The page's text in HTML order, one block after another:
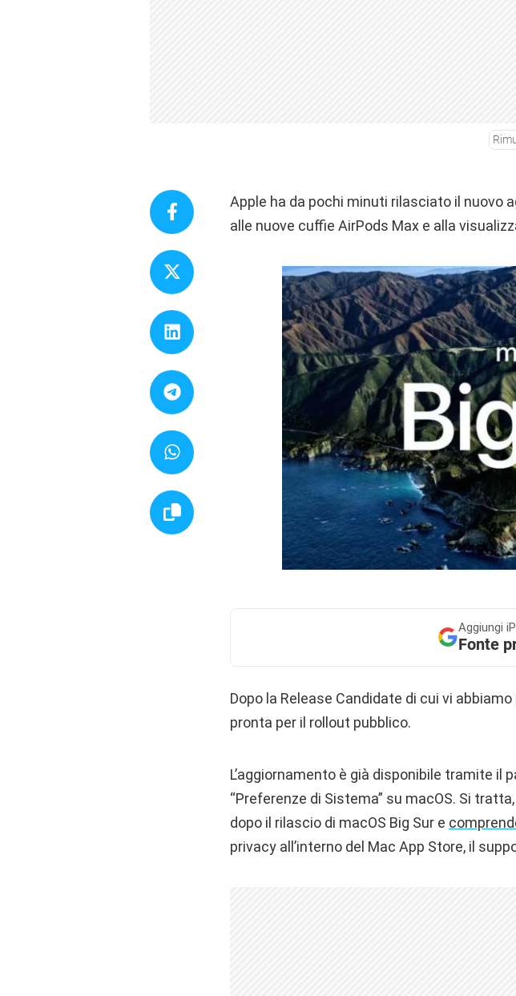
Apple ha da pochi minuti rilasciato il nuovo
alle nuove cuffie AirPods Max e alla
Aggiungi
Fonte
Dopo la Release Candidate di cui vi abbiamo
pronta per il rollout pubblico.
L’aggiornamento è già disponibile tramite il
“Preferenze di Sistema” su macOS. Si
dopo il rilascio di macOS Big Sur e
privacy all’interno del Mac App Store, il